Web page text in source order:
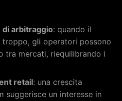
arbitraggio: quando il
troppo, gli operatori possono
tra mercati, riequilibrando i
retail: una crescita
suggerisce un interesse in